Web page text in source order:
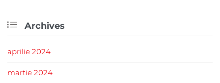
 Archives
aprilie 2024
martie 2024